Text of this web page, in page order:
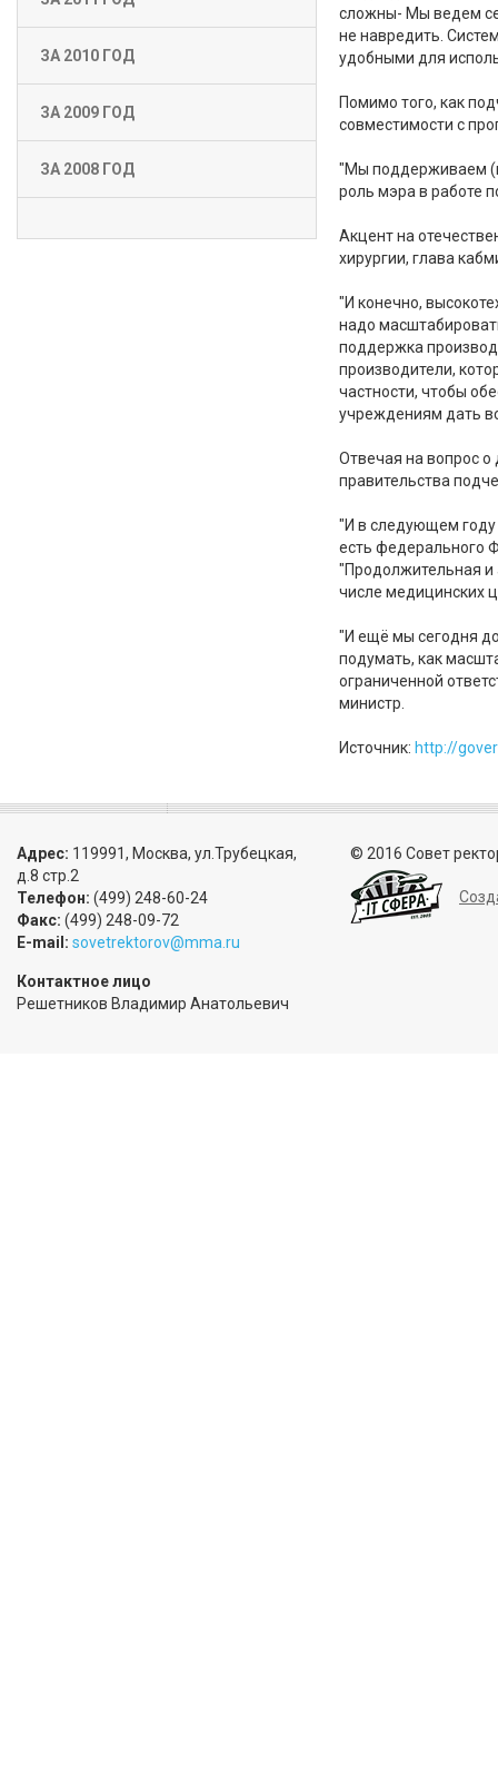
ЗА 2010 ГОД
ЗА 2009 ГОД
ЗА 2008 ГОД
сложны- Мы ведем
не навредить.
удобными для
Помимо того, как
совместимости с
"Мы поддерживаем
роль мэра в работе
Акцент на
хирургии, глава
"И конечно,
надо
поддержка
производители,
частности, чтобы
учреждениям дать
Отвечая на вопрос
правительства
"И в следующем
есть федерального
"Продолжительная и
числе медицинских
"И ещё мы сегодня
подумать, как
ограниченной
министр.
Источник: http://
Адрес: 119991, Москва, ул.Трубецкая,
д.8 стр.2
Телефон: (499) 248-60-24
Факс: (499) 248-09-72
E-mail: sovetrektorov@mma.ru
Контактное лицо
Решетников Владимир Анатольевич
© 2016 Совет